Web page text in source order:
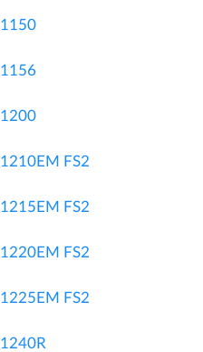
1150
1156
1200
1210EM FS2
1215EM FS2
1220EM FS2
1225EM FS2
1240R